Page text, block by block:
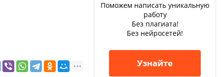
Поможем написать уникальную
работу
Без плагиата!
Без нейросетей!
Узнайте